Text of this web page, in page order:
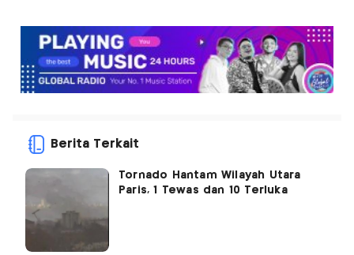
Berita Terkait
Tornado Hantam Wilayah Utara
Paris, 1 Tewas dan 10 Terluka